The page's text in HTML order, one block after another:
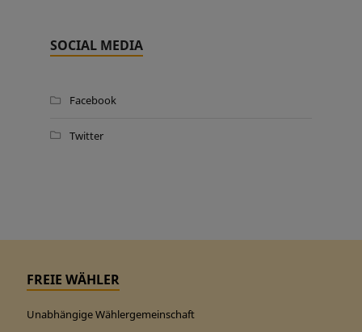
SOCIAL MEDIA
Facebook
Twitter
FREIE WÄHLER
Unabhängige Wählergemeinschaft